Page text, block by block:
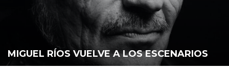
MIGUEL RÍOS VUELVE A LOS ESCENARIOS